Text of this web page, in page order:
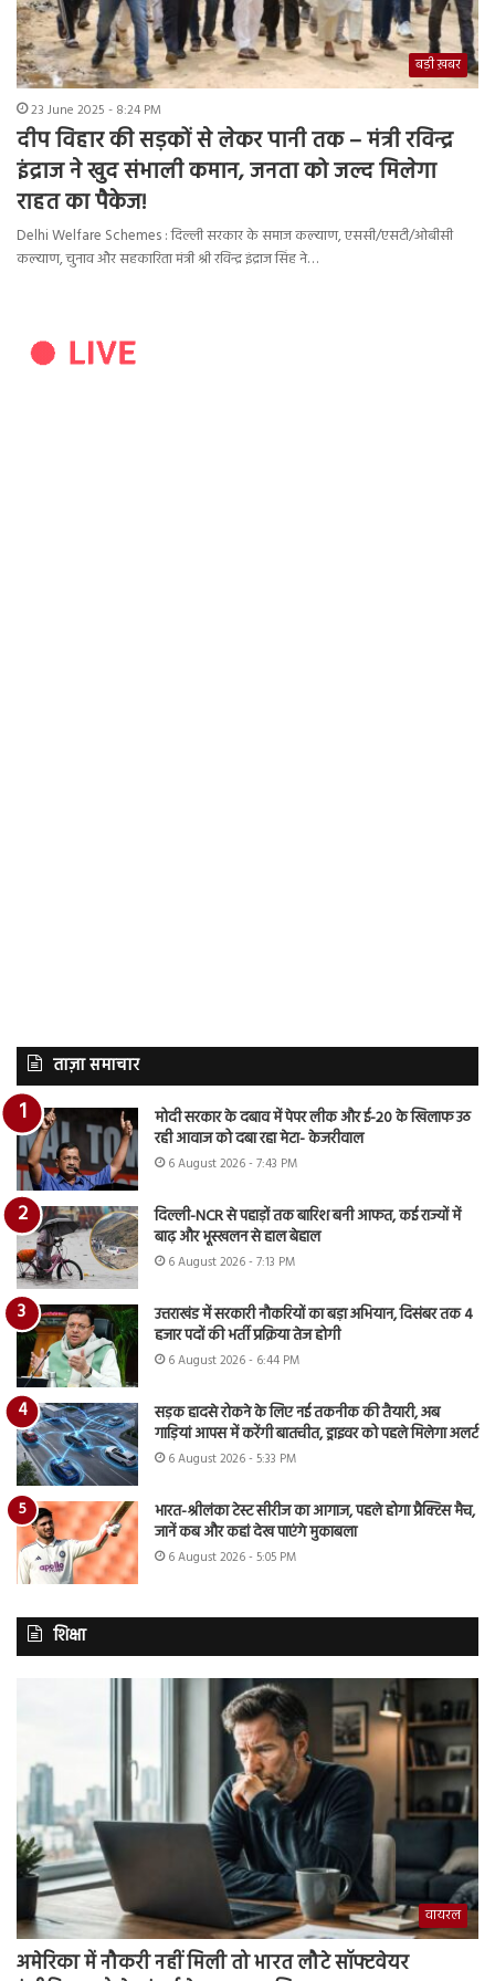
बड़ी ख़बर
23 June 2025 - 8:24 PM
दीप विहार की सड़कों से लेकर पानी तक – मंत्री रविन्द्र
इंद्राज ने खुद संभाली कमान, जनता को जल्द मिलेगा
राहत का पैकेज!
Delhi Welfare Schemes : दिल्ली सरकार के समाज कल्याण, एससी/एसटी/ओबीसी
कल्याण, चुनाव और सहकारिता मंत्री श्री रविन्द्र इंद्राज सिंह ने…
ताज़ा समाचार
मोदी सरकार के दबाव में पेपर लीक और ई-20 के खिलाफ उठ
रही आवाज को दबा रहा मेटा- केजरीवाल
6 August 2026 - 7:43 PM
दिल्ली-NCR से पहाड़ों तक बारिश बनी आफत, कई राज्यों में
बाढ़ और भूस्खलन से हाल बेहाल
6 August 2026 - 7:13 PM
उत्तराखंड में सरकारी नौकरियों का बड़ा अभियान, दिसंबर तक 4
हजार पदों की भर्ती प्रक्रिया तेज होगी
6 August 2026 - 6:44 PM
सड़क हादसे रोकने के लिए नई तकनीक की तैयारी, अब
गाड़ियां आपस में करेंगी बातचीत, ड्राइवर को पहले मिलेगा अलर्ट
6 August 2026 - 5:33 PM
भारत-श्रीलंका टेस्ट सीरीज का आगाज, पहले होगा प्रैक्टिस मैच,
जानें कब और कहां देख पाएंगे मुकाबला
6 August 2026 - 5:05 PM
शिक्षा
वायरल
अमेरिका में नौकरी नहीं मिली तो भारत लौटे सॉफ्टवेयर